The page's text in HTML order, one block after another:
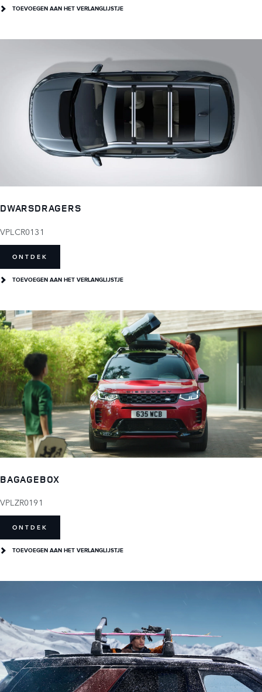
TOEVOEGEN AAN HET VERLANGLIJSTJE
DWARSDRAGERS
VPLCR0131
ONTDEK
TOEVOEGEN AAN HET VERLANGLIJSTJE
BAGAGEBOX
VPLZR0191
ONTDEK
TOEVOEGEN AAN HET VERLANGLIJSTJE